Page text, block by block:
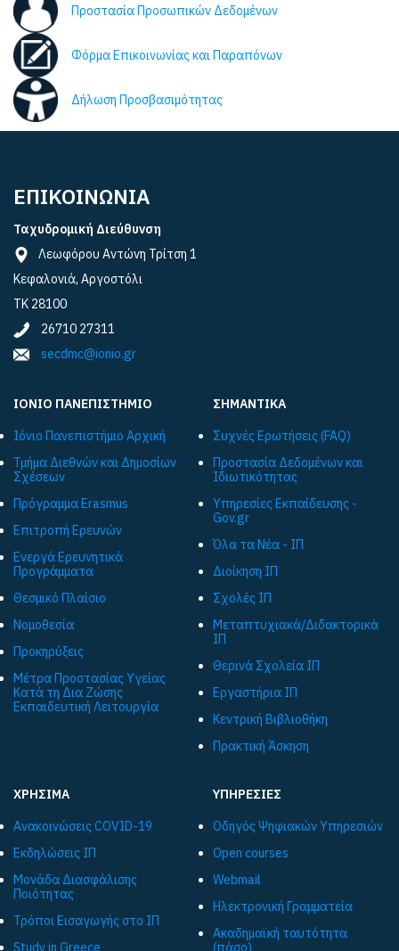
Προστασία Προσωπικών Δεδομένων
Φόρμα Επικοινωνίας και Παραπόνων
Δήλωση Προσβασιμότητας
ΕΠΙΚΟΙΝΩΝΙΑ
Ταχυδρομική Διεύθυνση
Λεωφόρου Αντώνη Τρίτση 1
Κεφαλονιά, Αργοστόλι
ΤΚ 28100
26710 27311
secdmc@ionio.gr
ΙΟΝΙΟ ΠΑΝΕΠΙΣΤΗΜΙΟ
Ιόνιο Πανεπιστήμιο Αρχική
Τμήμα Διεθνών και Δημοσίων
Σχέσεων
Πρόγραμμα Εrasmus
Επιτροπή Ερευνών
Ενεργά Ερευνητικά
Προγράμματα
Θεσμικό Πλαίσιο
Νομοθεσία
Προκηρύξεις
Μέτρα Προστασίας Υγείας
Κατά τη Δια Ζώσης
Εκπαιδευτική Λειτουργία
ΣΗΜΑΝΤΙΚΑ
Συχνές Ερωτήσεις (FAQ)
Προστασία Δεδομένων και
Ιδιωτικότητας
Υπηρεσίες Εκπαίδευσης -
Gov.gr
Όλα τα Νέα - ΙΠ
Διοίκηση ΙΠ
Σχολές ΙΠ
Μεταπτυχιακά/Διδακτορικά
ΙΠ
Θερινά Σχολεία ΙΠ
Εργαστήρια ΙΠ
Κεντρική Βιβλιοθήκη
Πρακτική Άσκηση
ΧΡΗΣΙΜΑ
Ανακοινώσεις COVID-19
Εκδηλώσεις ΙΠ
Μονάδα Διασφάλισης
Ποιότητας
Τρόποι Εισαγωγής στο ΙΠ
Study in Greece
ΥΠΗΡΕΣΙΕΣ
Οδηγός Ψηφιακών Υπηρεσιών
Open courses
Webmail
Ηλεκτρονική Γραμματεία
Ακαδημαϊκή ταυτότητα
(πάσο)